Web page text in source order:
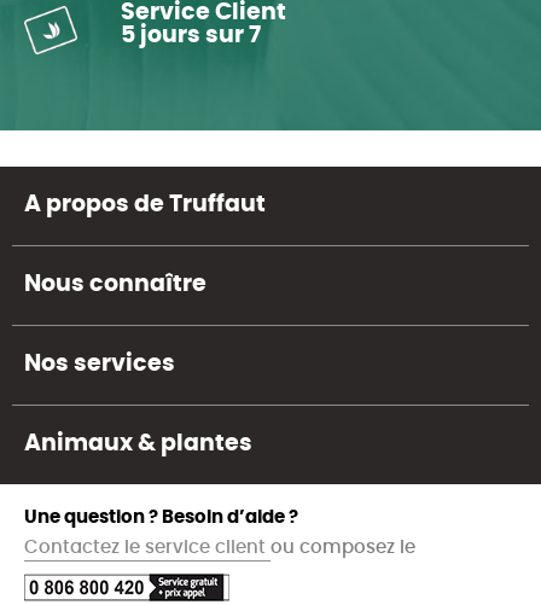
Service Client
5 jours sur 7
A propos de Truffaut
Nous connaître
Nos services
Animaux & plantes
Une question ? Besoin d’aide ?
Contactez le service client ou composez le